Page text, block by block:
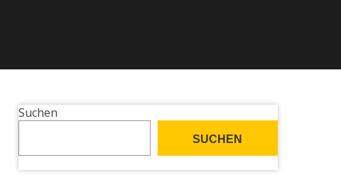
Suchen
SUCHEN